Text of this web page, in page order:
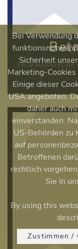
KAUFMÄNNISCHE
Bei Verwendung
Sicherheit
Marketing-
Einige dieser
USA angeboten.
daher auch
einverstanden.
US-Behörden zu
auf
Betroffenen
rechtlich
Sie in
By using this
Zustimmen /